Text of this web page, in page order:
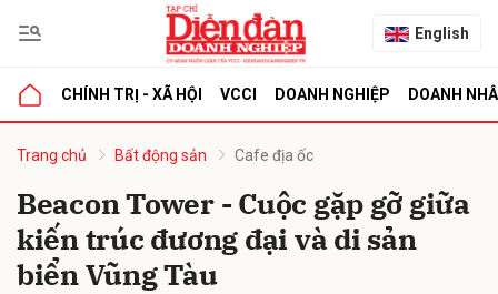
English
CHÍNH TRỊ - XÃ HỘI VCCI DOANH NGHIỆP DOANH
Trang chủ Bất động sản Cafe địa ốc
Beacon Tower - Cuộc gặp gỡ giữa
kiến trúc đương đại và di sản
biển Vũng Tàu
luận